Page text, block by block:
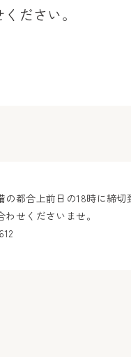
ださい。
都合上前日の18時に締切
せくださいませ。